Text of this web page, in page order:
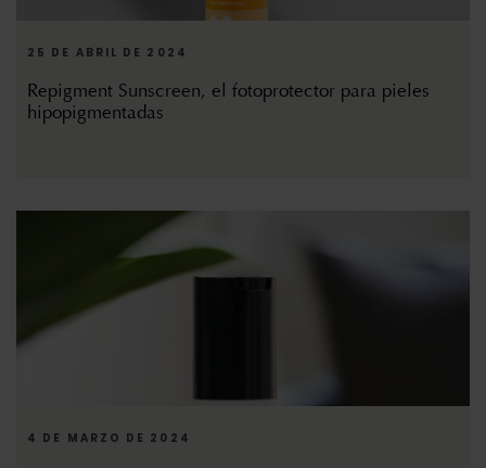
25 DE ABRIL DE 2024
Repigment Sunscreen, el fotoprotector para pieles
hipopigmentadas
4 DE MARZO DE 2024